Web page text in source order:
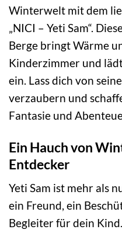
Winterwelt mit dem
„NICI – Yeti Sam“.
Berge bringt Wärme
Kinderzimmer und
ein. Lass dich von
verzaubern und
Fantasie und
Ein Hauch von
Entdecker
Yeti Sam ist mehr als
ein Freund, ein
Begleiter für dein